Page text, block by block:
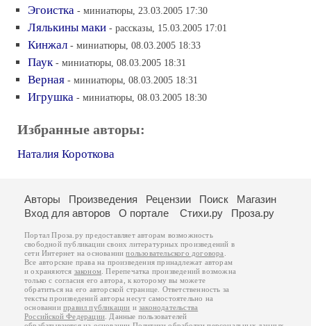
Эгоистка - миниатюры, 23.03.2005 17:30
Лялькины маки - рассказы, 15.03.2005 17:01
Кинжал - миниатюры, 08.03.2005 18:33
Паук - миниатюры, 08.03.2005 18:31
Верная - миниатюры, 08.03.2005 18:31
Игрушка - миниатюры, 08.03.2005 18:30
Избранные авторы:
Наталия Короткова
Авторы Произведения Рецензии Поиск
Магазин
Вход для авторов
О портале Стихи.ру Проза.ру
Портал Проза.ру предоставляет авторам возможность
свободной публикации своих литературных произведений в
сети Интернет на основаниипользовательского договора
Все авторские права на произведения принадлежат авторам
и охраняются законом . Перепечатка произведений возможна
только с согласия его автора, к которому вы можете
обратиться на его авторской странице. Ответственность за
тексты произведений авторы несут самостоятельно на
основанииправил публикации изаконодательства
Российской Федерации . Данные пользователей